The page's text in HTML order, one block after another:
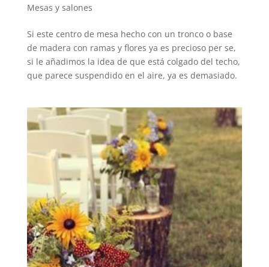
Mesas y salones
Si este centro de mesa hecho con un tronco o base
de madera con ramas y flores ya es precioso per se,
si le añadimos la idea de que está colgado del techo,
que parece suspendido en el aire, ya es demasiado.